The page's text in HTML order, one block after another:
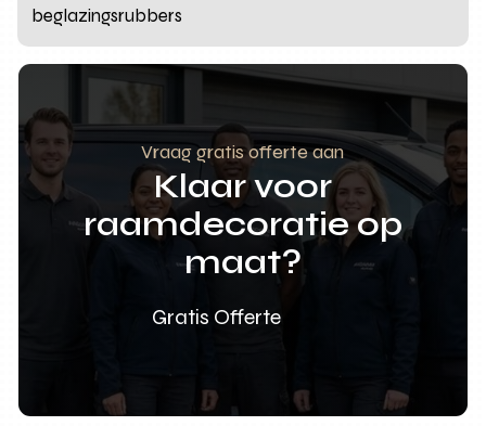
beglazingsrubbers
Vraag gratis offerte aan
Klaar voor
raamdecoratie op
maat?
Gratis Offerte